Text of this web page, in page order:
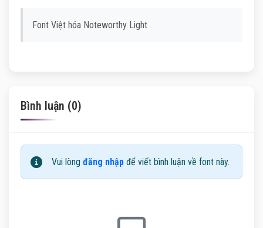
Font Việt hóa Noteworthy Light
Bình luận (0)
Vui lòng đăng nhập để viết bình luận về font này.